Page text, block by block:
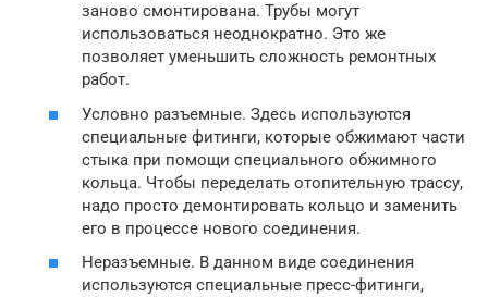
заново смонтирована. Трубы могут
использоваться неоднократно. Это же
позволяет уменьшить сложность ремонтных
работ.
Условно разъемные. Здесь используются
специальные фитинги, которые обжимают части
стыка при помощи специального обжимного
кольца. Чтобы переделать отопительную трассу,
надо просто демонтировать кольцо и заменить
его в процессе нового соединения.
Неразъемные. В данном виде соединения
используются специальные пресс-фитинги,